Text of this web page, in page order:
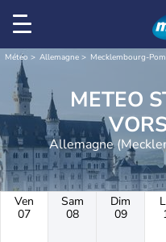
Météo Allemagne
METEO STEINTOR-
Allemagne
Ven
07
Sam
08
Dim
09